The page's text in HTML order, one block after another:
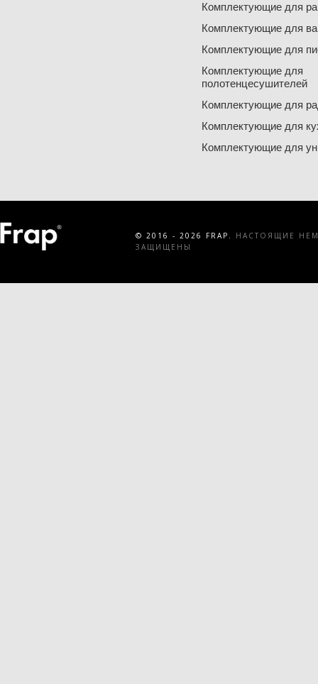
Комплектующие для
Комплектующие для
Комплектующие для
Комплектующие для
полотенцесушителей
Комплектующие для
Комплектующие для
Комплектующие для
© 2016 - 2026 FRAP.
НАСТОЯЩИЕ
ЗАЩИЩЕНЫ